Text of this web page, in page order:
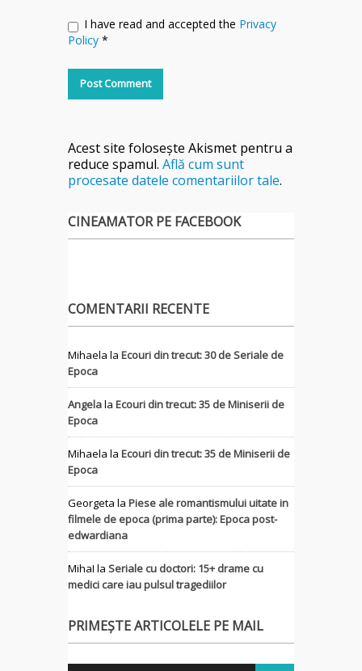
I have read and accepted the Privacy
Policy *
Acest site folosește Akismet pentru a
reduce spamul. Află cum sunt
procesate datele comentariilor tale.
CINEAMATOR PE FACEBOOK
COMENTARII RECENTE
Mihaela la Ecouri din trecut: 30 de Seriale de
Epoca
Angelala Ecouri din trecut: 35 de Miniserii de
Epoca
Mihaela la Ecouri din trecut: 35 de Miniserii de
Epoca
Georgeta la Piese ale romantismului uitate in
filmele de epoca (prima parte): Epoca post-
edwardiana
MihaI la Seriale cu doctori: 15+ drame cu
medici care iau pulsul tragediilor
PRIMEȘTE ARTICOLELE PE MAIL